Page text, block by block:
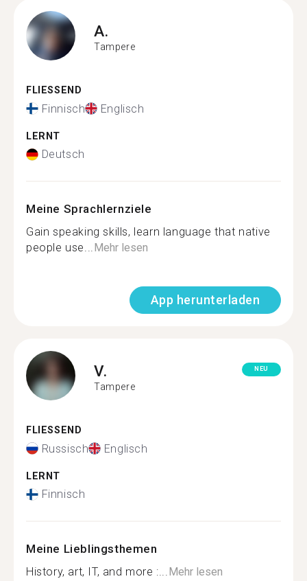
A.
Tampere
FLIESSEND
Finnisch Englisch
LERNT
Deutsch
Meine Sprachlernziele
Gain speaking skills, learn language that native
people use...Mehr lesen
App herunterladen
V.
Tampere
NEU
FLIESSEND
Russisch Englisch
LERNT
Finnisch
Meine Lieblingsthemen
History, art, IT, and more :...Mehr lesen